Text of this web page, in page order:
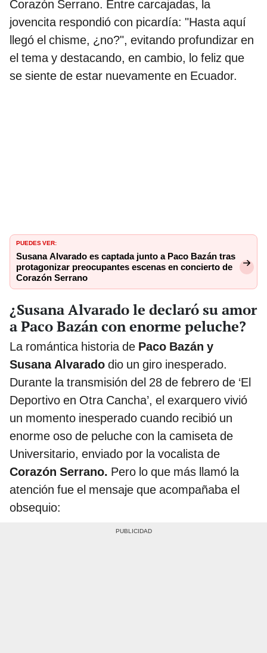
Corazón Serrano. Entre carcajadas, la
jovencita respondió con picardía: "Hasta aquí
llegó el chisme, ¿no?", evitando profundizar en
el tema y destacando, en cambio, lo feliz que
se siente de estar nuevamente en Ecuador.
PUEDES VER:
Susana Alvarado es captada junto a Paco Bazán tras
protagonizar preocupantes escenas en concierto de
Corazón Serrano
¿Susana Alvarado le declaró su amor
a Paco Bazán con enorme peluche?
La romántica historia de Paco Bazán y
Susana Alvarado dio un giro inesperado.
Durante la transmisión del 28 de febrero de ‘El
Deportivo en Otra Cancha’, el exarquero vivió
un momento inesperado cuando recibió un
enorme oso de peluche con la camiseta de
Universitario, enviado por la vocalista de
Corazón Serrano. Pero lo que más llamó la
atención fue el mensaje que acompañaba el
obsequio: